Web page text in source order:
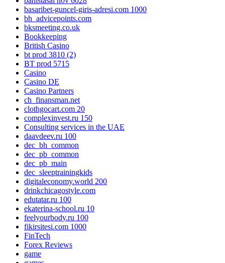
basaribet-guncel-giris-adresi.com 1000
bh_advicepoints.com
bksmeeting.co.uk
Bookkeeping
British Casino
bt prod 3810 (2)
BT prod 5715
Casino
Casino DE
Casino Partners
ch_finansman.net
clothgocart.com 20
complexinvest.ru 150
Consulting services in the UAE
daavdeev.ru 100
dec_bh_common
dec_pb_common
dec_pb_main
dec_sleeptrainingkids
digitaleconomy.world 200
drinkchicagostyle.com
edutatar.ru 100
ekaterina-school.ru 10
feelyourbody.ru 100
fikirsitesi.com 1000
FinTech
Forex Reviews
game